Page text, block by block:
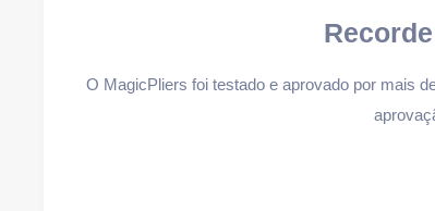
O MagicPliers foi testado e aprovado por mais